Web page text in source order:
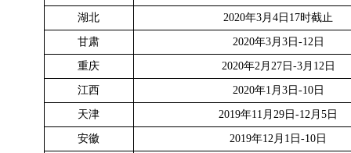
湖北 2020年3月4日17时截止
甘肃 2020年3月3日-12日
重庆 2020年2月27日-3月12日
江西 2020年1月3日-10日
天津 2019年11月29日-12月5日
安徽 2019年12月1日-10日